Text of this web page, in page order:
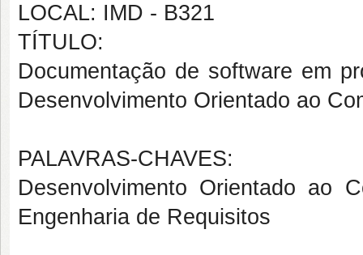
LOCAL: IMD - B321
TÍTULO:
Documentação de software em
Desenvolvimento Orientado ao
PALAVRAS-CHAVES:
Desenvolvimento Orientado ao
Engenharia de Requisitos